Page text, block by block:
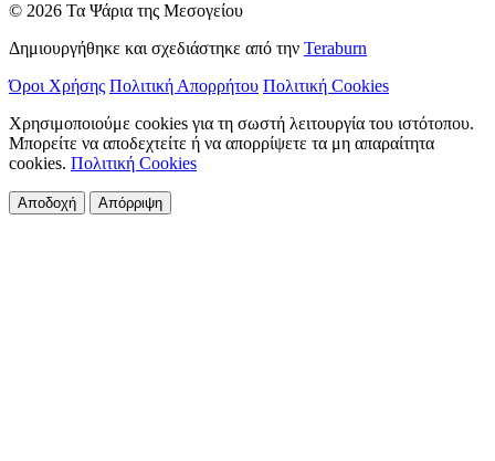
© 2026 Τα Ψάρια της Μεσογείου
Δημιουργήθηκε και σχεδιάστηκε από την Teraburn
Όροι Χρήσης Πολιτική Απορρήτου Πολιτική Cookies
Χρησιμοποιούμε cookies για τη σωστή λειτουργία του ιστότοπου.
Μπορείτε να αποδεχτείτε ή να απορρίψετε τα μη απαραίτητα
cookies. Πολιτική Cookies
Αποδοχή Απόρριψη